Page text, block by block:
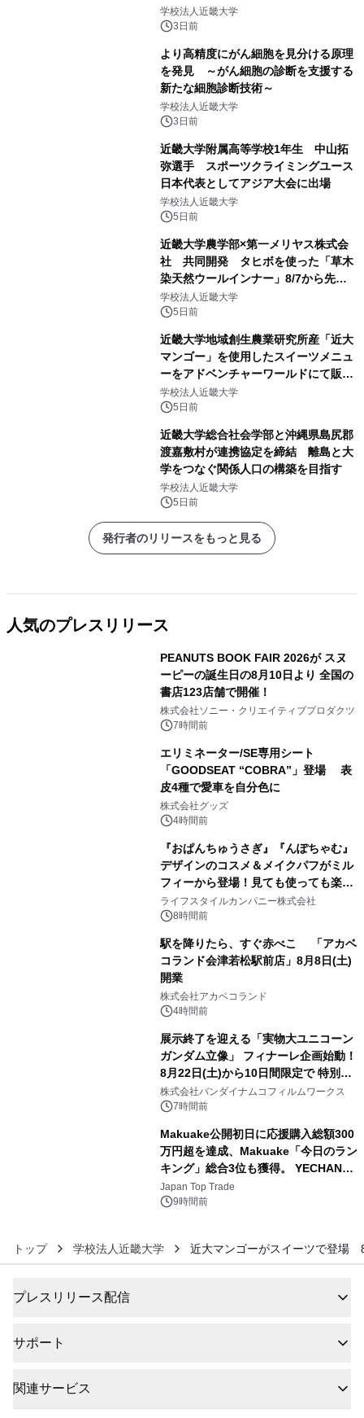
学校法人近畿大学
3日前
より高精度にがん細胞を見分ける原理
を発見 ～がん細胞の診断を支援する
新たな細胞診断技術～
学校法人近畿大学
3日前
近畿大学附属高等学校1年生 中山拓
弥選手 スポーツクライミングユース
日本代表としてアジア大会に出場
学校法人近畿大学
5日前
近畿大学農学部×第一メリヤス株式会
社 共同開発 タヒボを使った「草木
染天然ウールインナー」8/7から先行
販売
学校法人近畿大学
5日前
近畿大学地域創生農業研究所産「近大
マンゴー」を使用したスイーツメニュ
ーをアドベンチャーワールドにて販売
します パークでしか味わえない期間
限定スイーツを楽しんで♪
学校法人近畿大学
5日前
近畿大学総合社会学部と沖縄県島尻郡
渡嘉敷村が連携協定を締結 離島と大
学をつなぐ関係人口の構築を目指す
学校法人近畿大学
5日前
発行者のリリースをもっと見る
人気のプレスリリース
PEANUTS BOOK FAIR 2026が スヌ
ーピーの誕生日の8月10日より 全国の
書店123店舗で開催！
株式会社ソニー・クリエイティブプロダクツ
7時間前
エリミネーター/SE専用シート
「GOODSEAT “COBRA”」登場 表
皮4種で愛車を自分色に
株式会社グッズ
4時間前
『おぱんちゅうさぎ』『んぽちゃむ』
デザインのコスメ＆メイクパフがミル
フィーから登場！見ても使っても楽し
い、ポップでキュートなコレクショ
ン。
ライフスタイルカンパニー株式会社
8時間前
駅を降りたら、すぐ赤べこ 「アカベ
コランド会津若松駅前店」8月8日(土)
開業
株式会社アカベコランド
4時間前
展示終了を迎える「実物大ユニコーン
ガンダム立像」 フィナーレ企画始動！
8月22日(土)から10日間限定で 特別映
像『UNICORN GUNDAM Statue ―
BEYOND POSSIBILITY ―』を上映！
株式会社バンダイナムコフィルムワークス
7時間前
Makuake公開初日に応援購入総額300
万円超を達成、Makuake「今日のラン
キング」総合3位も獲得。 YECHAN音
浴シンギングボウル第2弾の大型サイ
ズ（XL・2XL・3XL）を先行販売中
Japan Top Trade
9時間前
トップ 学校法人近畿大学 近大マンゴーがスイーツで登場
プレスリリース配信
サポート
関連サービス